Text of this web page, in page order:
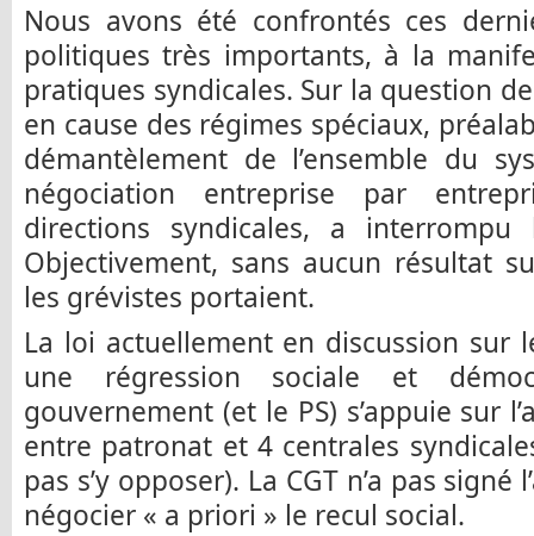
Nous avons été confrontés ces
politiques très importants, à la
pratiques syndicales. Sur la question
en cause des régimes spéciaux,
démantèlement de l’ensemble du
négociation entreprise par
directions syndicales, a
Objectivement, sans aucun résultat
les grévistes portaient.
La loi actuellement en discussion sur
une régression sociale et
gouvernement (et le PS) s’appuie sur
entre patronat et 4 centrales
pas s’y opposer). La CGT n’a pas
négocier « a priori » le recul social.